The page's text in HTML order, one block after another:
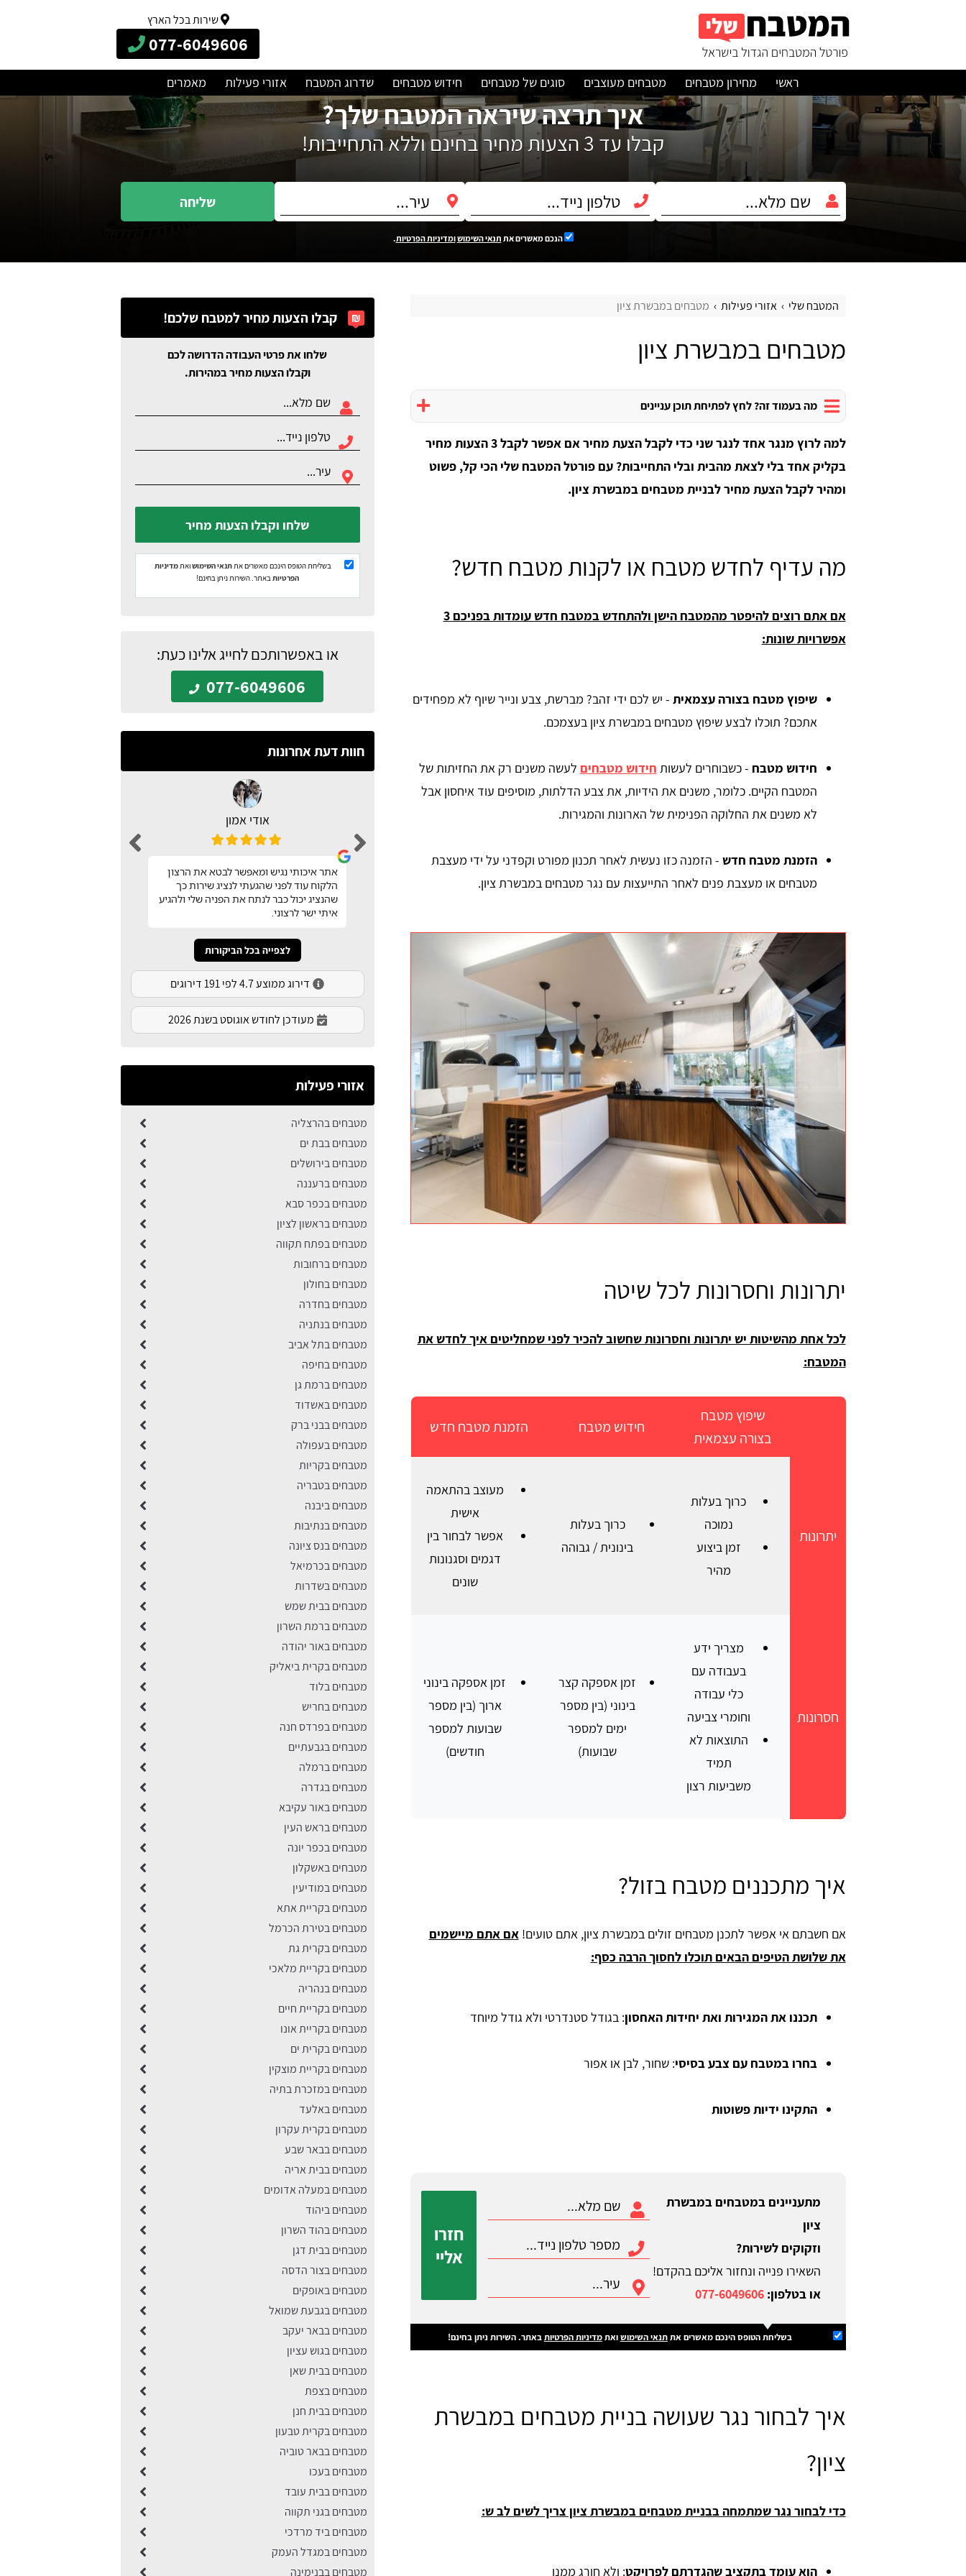
שירות בכל הארץ
077-6049606
ראשי מחירון מטבחים מטבחים מעוצבים סוגים של מטבחים חידוש מטבחים שדרוג המטבח אזורי פעילות מאמרים
איך תרצה שיראה המטבח שלך?
קבלו עד 3 הצעות מחיר בחינם וללא התחייבות!
שליחה
הנכם מאשרים את תנאי השימושומדיניות הפרטיות.
המטבח שלי אזורי פעילות מטבחים במבשרת ציון
מטבחים במבשרת ציון
מה בעמוד זה? לחץ לפתיחת תוכן עניינים
למה לרוץ מנגר אחד לנגר שני כדי לקבל הצעת מחיר אם אפשר לקבל 3 הצעות מחיר
בקליק אחד בלי לצאת מהבית ובלי התחייבות? עם פורטל המטבח שלי הכי קל, פשוט
ומהיר לקבל הצעת מחיר לבניית מטבחים במבשרת ציון.
מה עדיף לחדש מטבח או לקנות מטבח חדש?
אם אתם רוצים להיפטר מהמטבח הישן ולהתחדש במטבח חדש עומדות בפניכם 3
אפשרויות שונות:
שיפוץ מטבח בצורה עצמאית - יש לכם ידי זהב? מברשת, צבע ונייר שיוף לא מפחידים
אתכם? תוכלו לבצע שיפוץ מטבחים במבשרת ציון בעצמכם.
חידוש מטבח - כשבוחרים לעשות חידוש מטבחים לעשה משנים רק את החזיתות של
המטבח הקיים. כלומר, משנים את הידיות, את צבע הדלתות, מוסיפים עוד איחסון אבל
לא משנים את החלוקה הפנימית של הארונות והמגירות.
הזמנת מטבח חדש - הזמנה כזו נעשית לאחר תכנון מפורט וקפדני על ידי מעצבת
מטבחים או מעצבת פנים לאחר התייעצות עם נגר מטבחים במבשרת ציון.
יתרונות וחסרונות לכל שיטה
לכל אחת מהשיטות יש יתרונות וחסרונות שחשוב להכיר לפני שמחליטים איך לחדש את
המטבח:
שיפוץ מטבח
בצורה עצמאית
חידוש מטבח הזמנת מטבח חדש
יתרונות
כרוך בעלות
נמוכה
זמן ביצוע
מהיר
כרוך בעלות
בינונית / גבוהה
מעוצב בהתאמה
אישית
אפשר לבחור בין
דגמים וסגנונות
שונים
חסרונות
מצריך ידע
בעבודה עם
כלי עבודה
וחומרי צביעה
התוצאות לא
תמיד
משביעות רצון
זמן אספקה קצר
בינוני (בין מספר
ימים למספר
שבועות)
זמן אספקה בינוני
ארוך (בין מספר
שבועות למספר
חודשים)
איך מתכננים מטבח בזול?
אם חשבתם אי אפשר לתכנן מטבחים זולים במבשרת ציון, אתם טועים!אם אתם מיישמים
את שלושת הטיפים הבאים תוכלו לחסוך הרבה כסף:
תכננו את המגירות ואת יחידות האחסון: בגודל סטנדרטי ולא גודל מיוחד
בחרו במטבח עם צבע בסיסי: שחור, לבן או אפור
התקינו ידיות פשוטות
מתעניינים במטבחים במבשרת
ציון
וזקוקים לשירות?
השאירו פנייה ונחזור אליכם בהקדם!
או בטלפון:077-6049606
חזרו
אליי
בשליחת הטופס הינכם מאשרים אתתנאי השימושואתמדיניות הפרטיותבאתר. השירות ניתן בחינם!
איך לבחור נגר שעושה בניית מטבחים במבשרת
ציון?
כדי לבחור נגר שמתמחה בבניית מטבחים במבשרת ציון צריך לשים לב ש:
הוא עומד בתקציב שהגדרתם לפרויקט: ולא חורג ממנו
קבלו הצעות מחיר למטבח שלכם!
שלחו את פרטי העבודה הדרושה לכם
וקבלו הצעות מחיר במהירות.
שלחו וקבלו הצעות מחיר
בשליחת הטופס הינכם מאשרים אתתנאי השימושואתמדיניות
הפרטיותבאתר. השירות ניתן בחינם!
או באפשרותכם לחייג אלינו כעת:
077-6049606
חוות דעת אחרונות
אודי אמון
אתר איכותי נגיש ומאפשר לבטא את הרצון
הלקוח עוד לפני שהגעתי לנציג שירות כך
שהנציג יכול כבר לנתח את הפניה שלי ולהגיע
איתי ישר לרצוני.
הפניות לנגרים מקסימים וסגרתי נגר מעולה
כרמית מזרחי
אפשרות בכל הקשור למטבחים. אהבתי שיש
לצפייה בכל הביקורות
דירוג ממוצע 4.7 לפי 191 דירוגים
מעודכן לחודש אוגוסט בשנת 2026
אזורי פעילות
מטבחים בהרצליה
מטבחים בבת ים
מטבחים בירושלים
מטבחים ברעננה
מטבחים בכפר סבא
מטבחים בראשון לציון
מטבחים בפתח תקווה
מטבחים ברחובות
מטבחים בחולון
מטבחים בחדרה
מטבחים בנתניה
מטבחים בתל אביב
מטבחים בחיפה
מטבחים ברמת גן
מטבחים באשדוד
מטבחים בבני ברק
מטבחים בעפולה
מטבחים בקריות
מטבחים בטבריה
מטבחים ביבנה
מטבחים בנתיבות
מטבחים בנס ציונה
מטבחים בכרמיאל
מטבחים בשדרות
מטבחים בבית שמש
מטבחים ברמת השרון
מטבחים באור יהודה
מטבחים בקרית ביאליק
מטבחים בלוד
מטבחים בחריש
מטבחים בפרדס חנה
מטבחים בגבעתיים
מטבחים ברמלה
מטבחים בגדרה
מטבחים באור עקיבא
מטבחים בראש העין
מטבחים בכפר יונה
מטבחים באשקלון
מטבחים במודיעין
מטבחים בקריית אתא
מטבחים בטירת הכרמל
מטבחים בקרית גת
מטבחים בקריית מלאכי
מטבחים בנהריה
מטבחים בקריית חיים
מטבחים בקריית אונו
מטבחים בקרית ים
מטבחים בקריית מוצקין
מטבחים במזכרת בתיה
מטבחים באלעד
מטבחים בקרית עקרון
מטבחים בבאר שבע
מטבחים בבית אריה
מטבחים במעלה אדומים
מטבחים ביהוד
מטבחים בהוד השרון
מטבחים בבית דגן
מטבחים בצור הדסה
מטבחים באופקים
מטבחים בגבעת שמואל
מטבחים בבאר יעקב
מטבחים בגוש עציון
מטבחים בבית שאן
מטבחים בצפת
מטבחים בבית חנן
מטבחים בקרית טבעון
מטבחים בבאר טוביה
מטבחים בעכו
מטבחים בבית עובד
מטבחים בגני תקווה
מטבחים ביד מרדכי
מטבחים במגדל העמק
מטבחים בבנימינה